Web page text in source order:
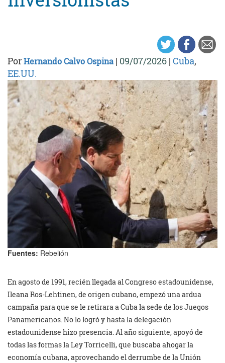
PorHernando Calvo Ospina | 09/07/2026 | Cuba,
EE.UU.
Fuentes: Rebelión
En agosto de 1991, recién llegada al Congreso estadounidense,
Ileana Ros-Lehtinen, de origen cubano, empezó una ardua
campaña para que se le retirara a Cuba la sede de los Juegos
Panamericanos. No lo logró y hasta la delegación
estadounidense hizo presencia. Al año siguiente, apoyó de
todas las formas la Ley Torricelli, que buscaba ahogar la
economía cubana, aprovechando el derrumbe de la Unión